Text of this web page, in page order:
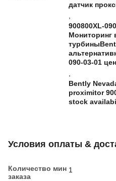
датчик
900800XL-
Мониторинг
090-03-01
Bently
proximitor
stock
Условия оплаты &
Количество мин
заказа
1